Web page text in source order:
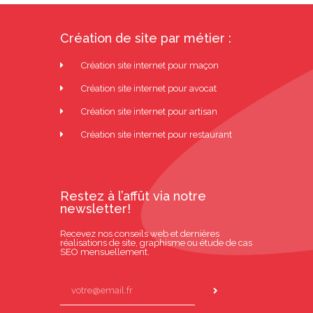
Création de site par métier :
Création site internet pour maçon
Création site internet pour avocat
Création site internet pour artisan
Création site internet pour restaurant
Restez à l’affût via notre
newsletter!
Recevez nos conseils web et dernières
réalisations de site, graphisme ou étude de cas
SEO mensuellement.